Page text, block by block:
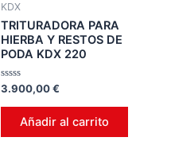
KDX
TRITURADORA PARA
HIERBA Y RESTOS DE
PODA KDX 220
Valorado
0
3.900,00€
Añadir al carrito